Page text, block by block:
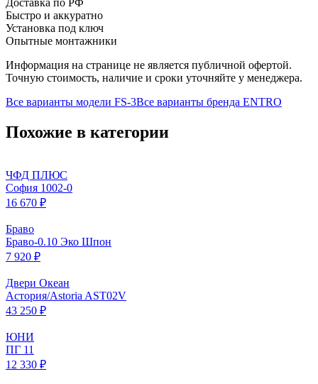
Доставка по РФ
Быстро и аккуратно
Установка под ключ
Опытные монтажники
Информация на странице не является публичной офертой.
Точную стоимость, наличие и сроки уточняйте у менеджера.
Все варианты модели FS-3Все варианты бренда ENTRO
Похожие в категории
ЧФД ПЛЮС
София 1002-0
16 670 ₽
Браво
Браво-0.10 Эко Шпон
7 920 ₽
Двери Океан
Астория/Astoria AST02V
43 250 ₽
ЮНИ
ПГ 11
12 330 ₽